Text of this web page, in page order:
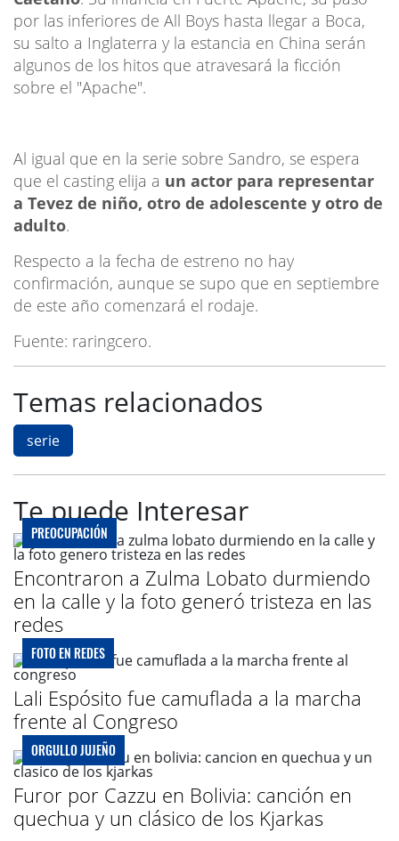
por las inferiores de All Boys hasta llegar a Boca,
su salto a Inglaterra y la estancia en China serán
algunos de los hitos que atravesará la ficción
sobre el "Apache".
Al igual que en la serie sobre Sandro, se espera
que el casting elija a un actor para representar
a Tevez de niño, otro de adolescente y otro de
adulto.
Respecto a la fecha de estreno no hay
confirmación, aunque se supo que en septiembre
de este año comenzará el rodaje.
Fuente: raringcero.
Temas relacionados
serie
Te puede Interesar
PREOCUPACIÓN
Encontraron a Zulma Lobato durmiendo
en la calle y la foto generó tristeza en las
redes
FOTO EN REDES
Lali Espósito fue camuflada a la marcha
frente al Congreso
ORGULLO JUJEÑO
Furor por Cazzu en Bolivia: canción en
quechua y un clásico de los Kjarkas